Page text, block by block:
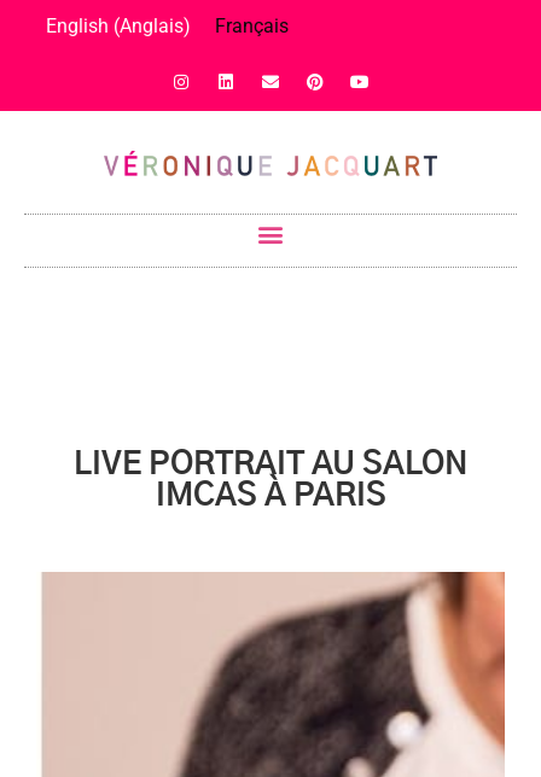
English (Anglais) Français
LIVE PORTRAIT AU SALON
IMCAS À PARIS